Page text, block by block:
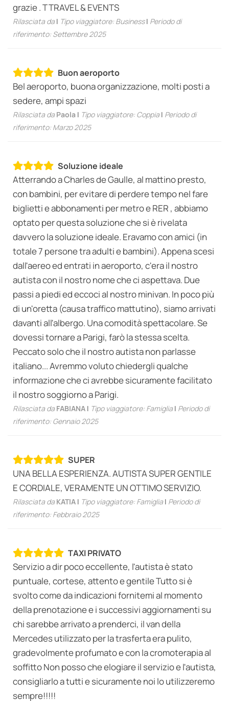
grazie . T TRAVEL & EVENTS
Rilasciata da | Tipo viaggiatore: Business| Periodo di
riferimento: Settembre 2025
Buon aeroporto
Bel aeroporto, buona organizzazione, molti posti a
sedere, ampi spazi
Rilasciata da Paola | Tipo viaggiatore: Coppia| Periodo di
riferimento: Marzo 2025
Soluzione ideale
Atterrando a Charles de Gaulle, al mattino presto,
con bambini, per evitare di perdere tempo nel fare
biglietti e abbonamenti per metro e RER , abbiamo
optato per questa soluzione che si è rivelata
davvero la soluzione ideale. Eravamo con amici (in
totale 7 persone tra adulti e bambini). Appena scesi
dall'aereo ed entrati in aeroporto, c'era il nostro
autista con il nostro nome che ci aspettava. Due
passi a piedi ed eccoci al nostro minivan. In poco più
di un'oretta (causa traffico mattutino), siamo arrivati
davanti all'albergo. Una comodità spettacolare. Se
dovessi tornare a Parigi, farò la stessa scelta.
Peccato solo che il nostro autista non parlasse
italiano... Avremmo voluto chiedergli qualche
informazione che ci avrebbe sicuramente facilitato
il nostro soggiorno a Parigi.
Rilasciata da FABIANA | Tipo viaggiatore: Famiglia| Periodo di
riferimento: Gennaio 2025
SUPER
UNA BELLA ESPERIENZA. AUTISTA SUPER GENTILE
E CORDIALE, VERAMENTE UN OTTIMO SERVIZIO.
Rilasciata da KATIA | Tipo viaggiatore: Famiglia| Periodo di
riferimento: Febbraio 2025
TAXI PRIVATO
Servizio a dir poco eccellente, l'autista è stato
puntuale, cortese, attento e gentile Tutto si è
svolto come da indicazioni fornitemi al momento
della prenotazione e i successivi aggiornamenti su
chi sarebbe arrivato a prenderci, il van della
Mercedes utilizzato per la trasferta era pulito,
gradevolmente profumato e con la cromoterapia al
soffitto Non posso che elogiare il servizio e l'autista,
consigliarlo a tutti e sicuramente noi lo utilizzeremo
sempre!!!!!